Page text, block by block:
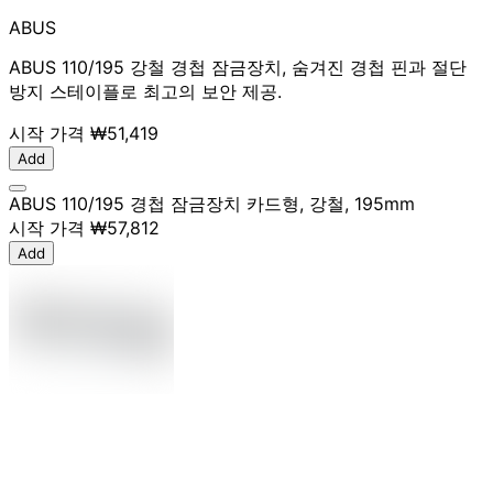
ABUS
ABUS 110/195 강철 경첩 잠금장치, 숨겨진 경첩 핀과 절단
방지 스테이플로 최고의 보안 제공.
시작 가격 ₩51,419
Add
ABUS 110/195 경첩 잠금장치 카드형, 강철, 195mm
시작 가격 ₩57,812
Add